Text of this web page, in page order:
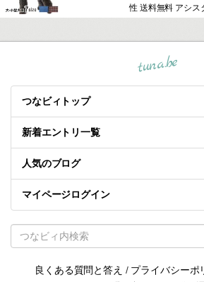
性 送料無料 アシス
tuna.be
つなビィトップ
新着エントリ一覧
人気のブログ
マイページログイン
良くある質問と答え / プライバシーポ